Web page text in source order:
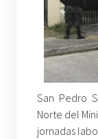
San Pedro
Norte del
jornadas